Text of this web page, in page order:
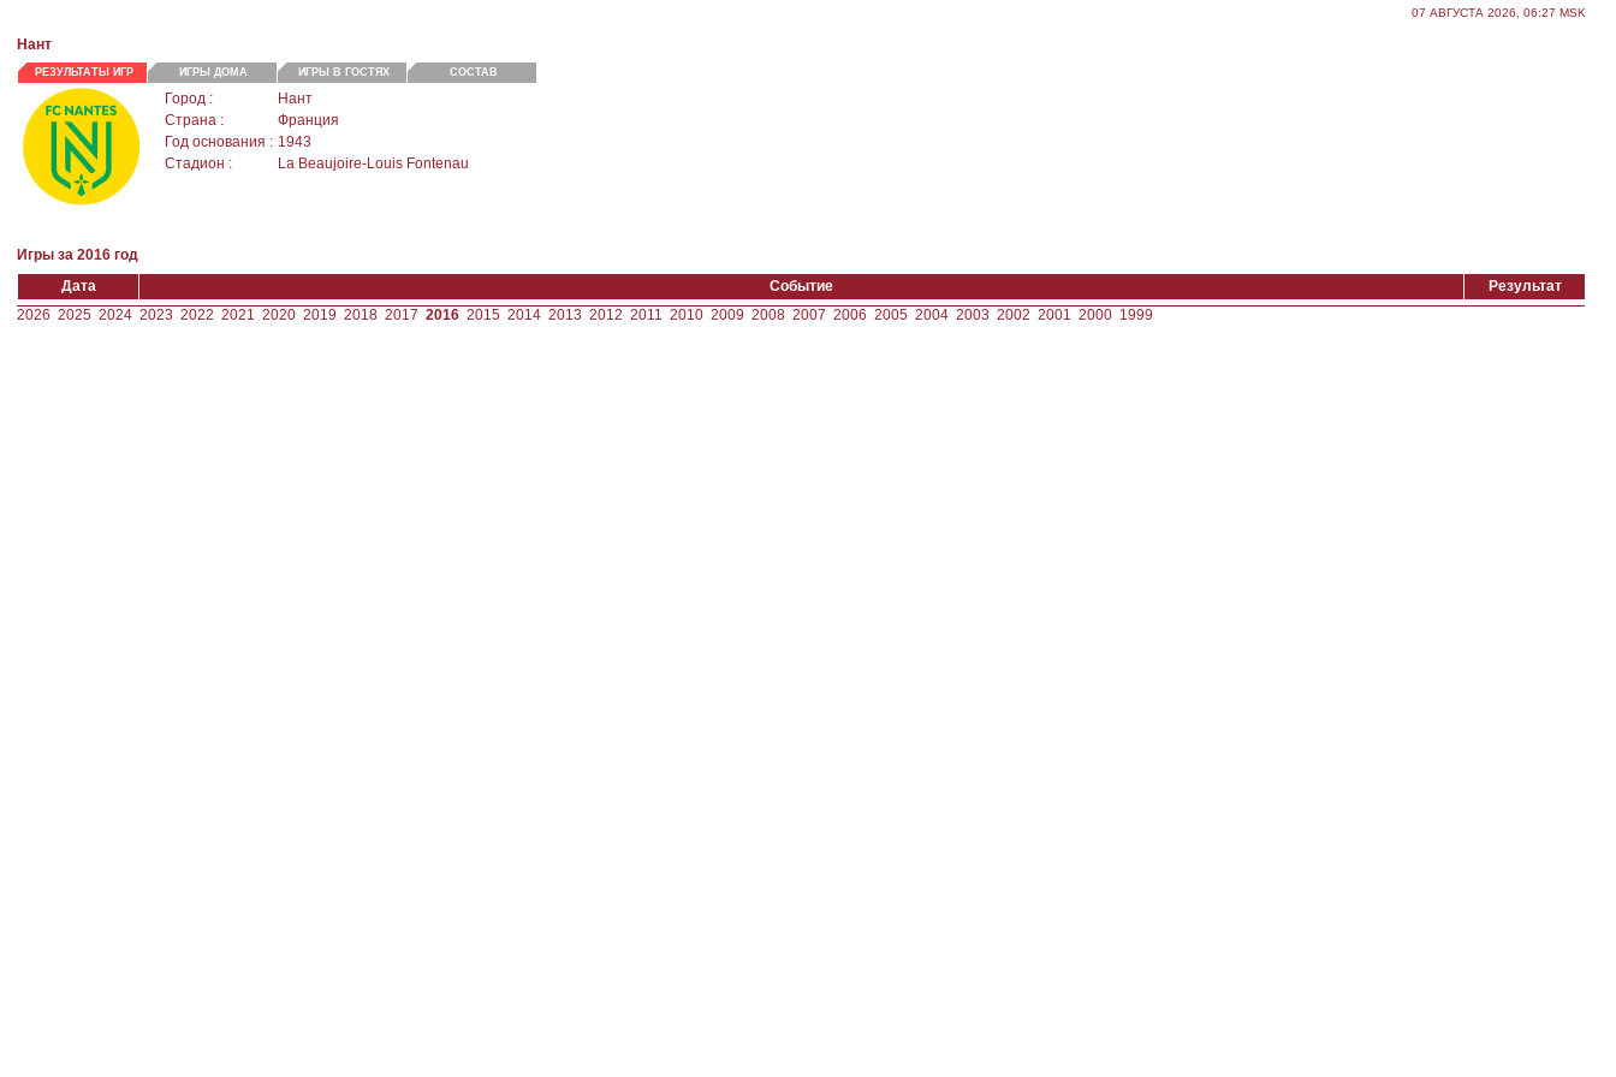
07 АВГУСТА 2026, 06:27 MSK
Нант
РЕЗУЛЬТАТЫ ИГР ИГРЫ ДОМА ИГРЫ В ГОСТЯХ СОСТАВ
Город :
Нант
Страна :
Франция
Год основания : 1943
Стадион :
La Beaujoire-Louis Fontenau
Игры за 2016 год
Дата
Событие
Результат
2026 2025 2024 2023 2022 2021 2020 2019 2018 2017 2016 2015 2014 2013 2012 2011 2010 2009 2008 2007 2006 2005 2004 2003 2002 2001 2000 1999